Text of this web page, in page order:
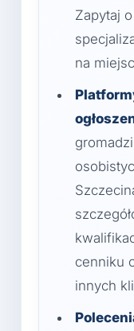
Zapytaj
na
cenniku
innych